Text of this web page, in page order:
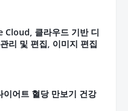
클라우드 기반 디
리 및 편집, 이미지 편집
이어트 혈당 만보기 건강